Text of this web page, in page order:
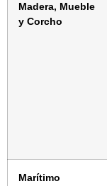
Madera, Mueble
y Corcho
Marítimo